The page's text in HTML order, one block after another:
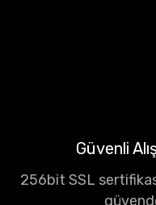
Güvenli
256bit SSL